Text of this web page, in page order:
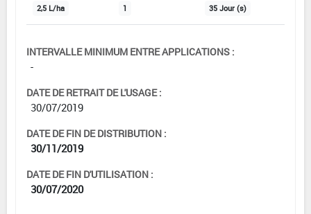
2,5 L/ha 1 35 Jour (s)
INTERVALLE MINIMUM ENTRE APPLICATIONS :
-
DATE DE RETRAIT DE L'USAGE :
30/07/2019
DATE DE FIN DE DISTRIBUTION :
30/11/2019
DATE DE FIN D'UTILISATION :
30/07/2020